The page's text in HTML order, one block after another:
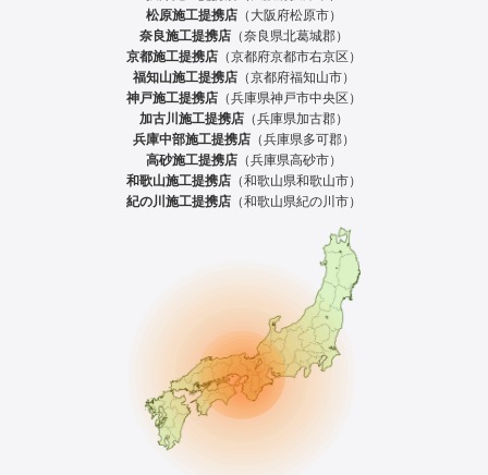
松原施工提携店 （大阪府松原市）
奈良施工提携店 （奈良県北葛城郡）
京都施工提携店 （京都府京都市右京区）
福知山施工提携店 （京都府福知山市）
神戸施工提携店 （兵庫県神戸市中央区）
加古川施工提携店 （兵庫県加古郡）
兵庫中部施工提携店 （兵庫県多可郡）
高砂施工提携店 （兵庫県高砂市）
和歌山施工提携店 （和歌山県和歌山市）
紀の川施工提携店 （和歌山県紀の川市）